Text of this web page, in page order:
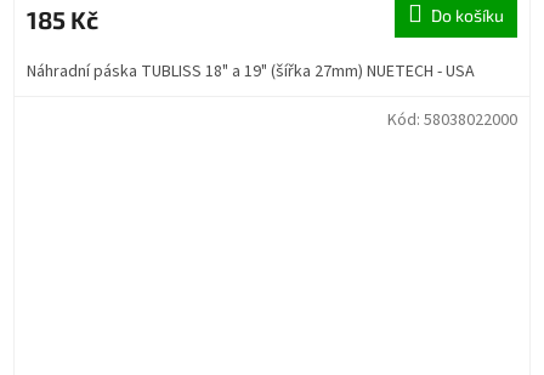
185 Kč Do košíku
Náhradní páska TUBLISS 18" a 19" (šířka 27mm) NUETECH - USA
Kód: 58038022000